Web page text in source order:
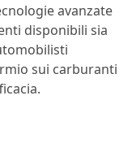
avanzate
disponibili sia
sui carburanti